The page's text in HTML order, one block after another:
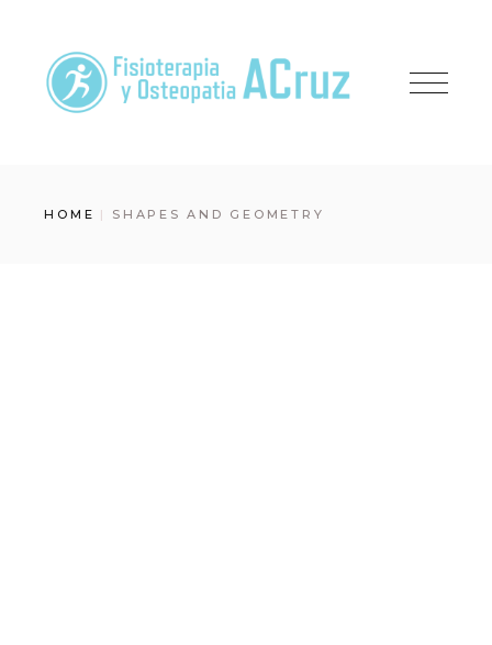
content
HOME SHAPES AND GEOMETRY